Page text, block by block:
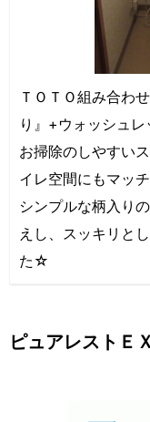
ＴＯＴＯ組み合わ
り』+ウォッシュレ
お掃除のしやすい
イレ空間にもマッ
シンプルな柄入り
えし、スッキリと
た☆
ピュアレストＥ